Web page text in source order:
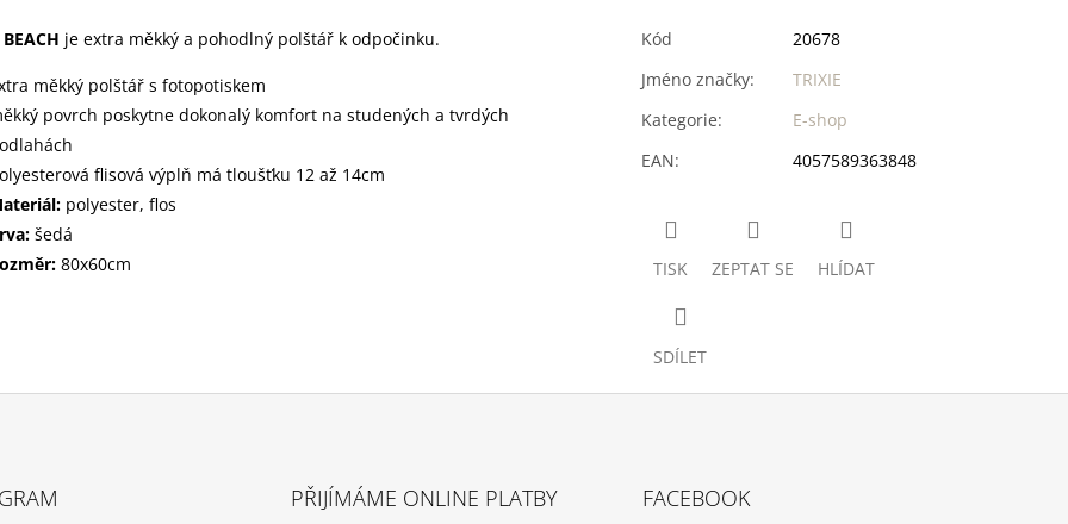
je extra měkký a pohodlný polštář k odpočinku.
měkký polštář s fotopotiskem
povrch poskytne dokonalý komfort na studených a tvrdých
flisová výplň má tloušťku 12 až 14cm
polyester, flos
šedá
80x60cm
Kód
20678
Jméno značky:
TRIXIE
Kategorie:
E-shop
EAN: 4057589363848
TISK ZEPTAT SE HLÍDAT
SDÍLET
PŘIJÍMÁME ONLINE PLATBY FACEBOOK